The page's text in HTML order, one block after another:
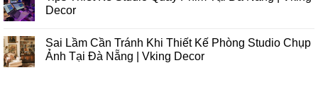
Chụp
Ảnh
Nẵng
Vking
Trong
Thiết
Công
Trọn
Gói
luận
ở
Ý
Khi
Thiết
Decor
bình
luận
ở
Sai Lầm Cần Tránh Khi Thiết Kế Phòng Studio Chụp
Ảnh Tại Đà Nẵng | Vking Decor